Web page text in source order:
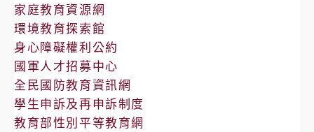
家庭教育資源網
環境教育探索館
身心障礙權利公約
國軍人才招募中心
全民國防教育資訊網
學生申訴及再申訴制度
教育部性別平等教育網